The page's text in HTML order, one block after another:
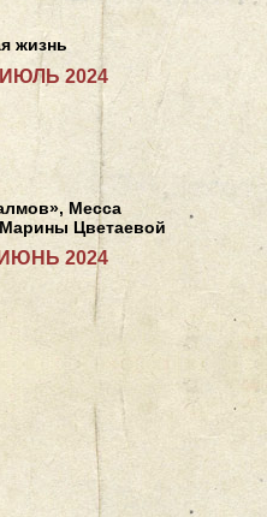
жизнь
ИЮЛЬ 2024
Месса
Марины Цветаевой
2024